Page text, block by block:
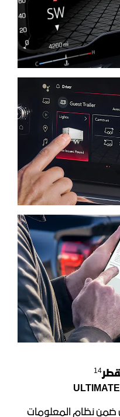
14
ULTIMATE
ضمن نظام المعلومات